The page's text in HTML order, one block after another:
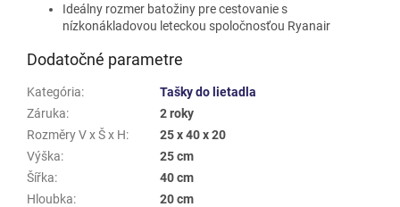
Ideálny rozmer batožiny pre cestovanie s
nízkonákladovou leteckou spoločnosťou Ryanair
Dodatočné parametre
Kategória:
Tašky do lietadla
Záruka:
2 roky
Rozměry V x Š x H:
25 x 40 x 20
Výška:
25 cm
Šířka:
40 cm
Hloubka:
20 cm